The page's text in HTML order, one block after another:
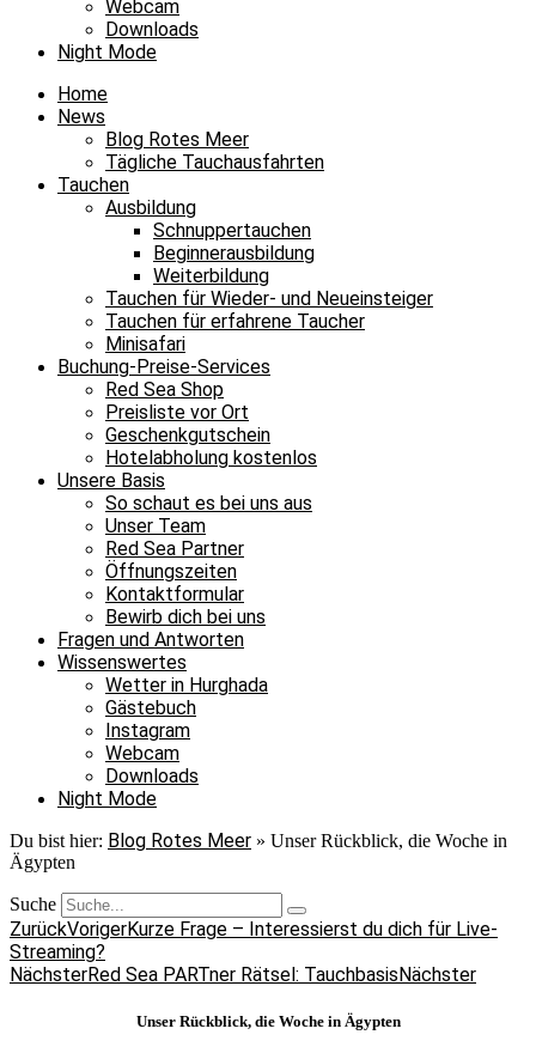
Webcam
Downloads
Night Mode
Home
News
Blog Rotes Meer
Tägliche Tauchausfahrten
Tauchen
Ausbildung
Schnuppertauchen
Beginnerausbildung
Weiterbildung
Tauchen für Wieder- und Neueinsteiger
Tauchen für erfahrene Taucher
Minisafari
Buchung-Preise-Services
Red Sea Shop
Preisliste vor Ort
Geschenkgutschein
Hotelabholung kostenlos
Unsere Basis
So schaut es bei uns aus
Unser Team
Red Sea Partner
Öffnungszeiten
Kontaktformular
Bewirb dich bei uns
Fragen und Antworten
Wissenswertes
Wetter in Hurghada
Gästebuch
Instagram
Webcam
Downloads
Night Mode
Du bist hier: Blog Rotes Meer » Unser Rückblick, die Woche in
Ägypten
Suche
ZurückVorigerKurze Frage – Interessierst du dich für Live-
Streaming?
NächsterRed Sea PARTner Rätsel: TauchbasisNächster
Unser Rückblick, die Woche in Ägypten